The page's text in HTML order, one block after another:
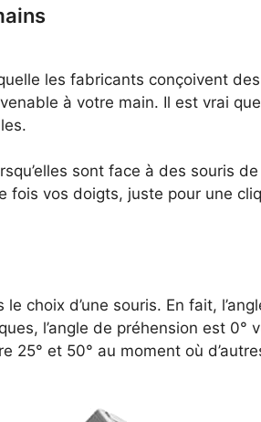
les fabricants conçoivent
à votre main. Il est vrai
sont face à des souris
fois vos doigts, juste pour une
choix d’une souris. En fait,
l’angle de préhension est 0°
et 50° au moment où